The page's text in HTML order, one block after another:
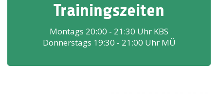
Trainingszeiten
Montags 20:00 - 21:30 Uhr KBS
Donnerstags 19:30 - 21:00 Uhr MÜ